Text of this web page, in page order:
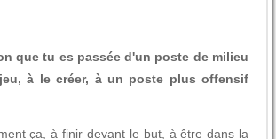
que tu es passée d'un poste de milieu
à le créer, à un poste plus offensif
ça, à finir devant le but, à être dans la